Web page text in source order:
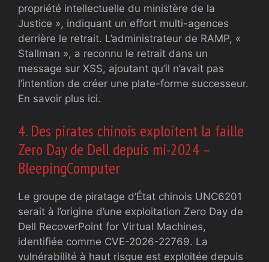
propriété intellectuelle du ministère de la
Justice », indiquant un effort multi-agences
derrière le retrait. L’administrateur de RAMP, «
Stallman », a reconnu le retrait dans un
message sur XSS, ajoutant qu’il n’avait pas
l’intention de créer une plate-forme successeur.
En savoir plus ici.
4. Des pirates chinois exploitent la faille
Zero Day de Dell depuis mi-2024 –
BleepingComputer
Le groupe de piratage d’État chinois UNC6201
serait à l’origine d’une exploitation Zero Day de
Dell RecoverPoint for Virtual Machines,
identifiée comme CVE-2026-22769. La
vulnérabilité à haut risque est exploitée depuis